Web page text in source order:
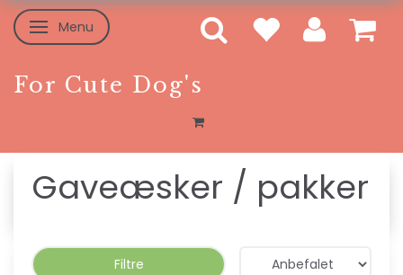
Skifte navigation
Menu
For Cute Dog's
Gaveæsker / pakker
Filtre